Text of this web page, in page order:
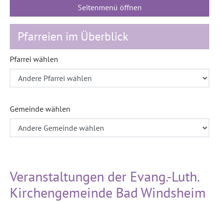
Seitenmenü öffnen
Pfarreien im Überblick
Pfarrei wählen
Gemeinde wählen
Veranstaltungen der Evang.-Luth.
Kirchengemeinde Bad Windsheim